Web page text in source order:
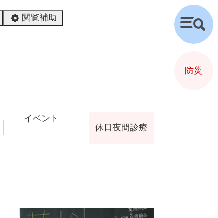
閲覧補助
イベント
休日夜間診療
検
索
防災